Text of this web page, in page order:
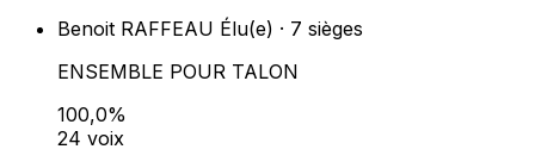
Benoit RAFFEAU Élu(e) · 7 sièges
ENSEMBLE POUR TALON
100,0%
24 voix